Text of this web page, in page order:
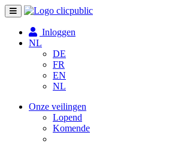
Toggle
navigation
Inloggen
NL
DE
FR
EN
NL
Onze veilingen
Lopend
Komende